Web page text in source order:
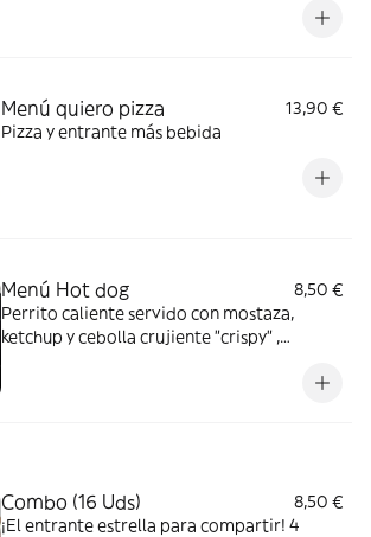
Menú quiero pizza
13,90 €
Pizza y entrante más bebida
Menú Hot dog
8,50 €
Perrito caliente servido con mostaza,
ketchup y cebolla crujiente "crispy" ,
Combo (16 Uds)
8,50 €
¡El entrante estrella para compartir! 4